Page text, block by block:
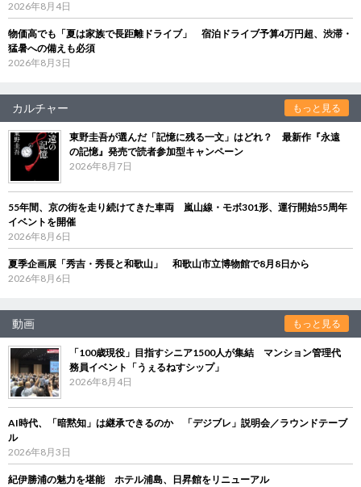
2026年8月4日
物価高でも「夏は家族で長距離ドライブ」 宿泊ドライブ予算4万円超、渋滞・
猛暑への備えも必須
2026年8月3日
カルチャー もっと見る
東野圭吾が選んだ「記憶に残る一文」はどれ？ 最新作『永遠
の記憶』発売で読者参加型キャンペーン
2026年8月7日
55年間、京の街を走り続けてきた車両 嵐山線・モボ301形、運行開始55周年
イベントを開催
2026年8月6日
夏季企画展「秀吉・秀長と和歌山」 和歌山市立博物館で8月8日から
2026年8月6日
動画 もっと見る
「100歳現役」目指すシニア1500人が集結 マンション管理代
務員イベント「うぇるねすシップ」
2026年8月4日
AI時代、「暗黙知」は継承できるのか 「デジブレ」説明会／ラウンドテーブ
ル
2026年8月3日
紀伊勝浦の魅力を堪能 ホテル浦島、日昇館をリニューアル